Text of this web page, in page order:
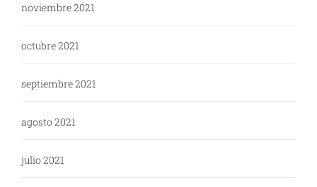
noviembre 2021
octubre 2021
septiembre 2021
agosto 2021
julio 2021